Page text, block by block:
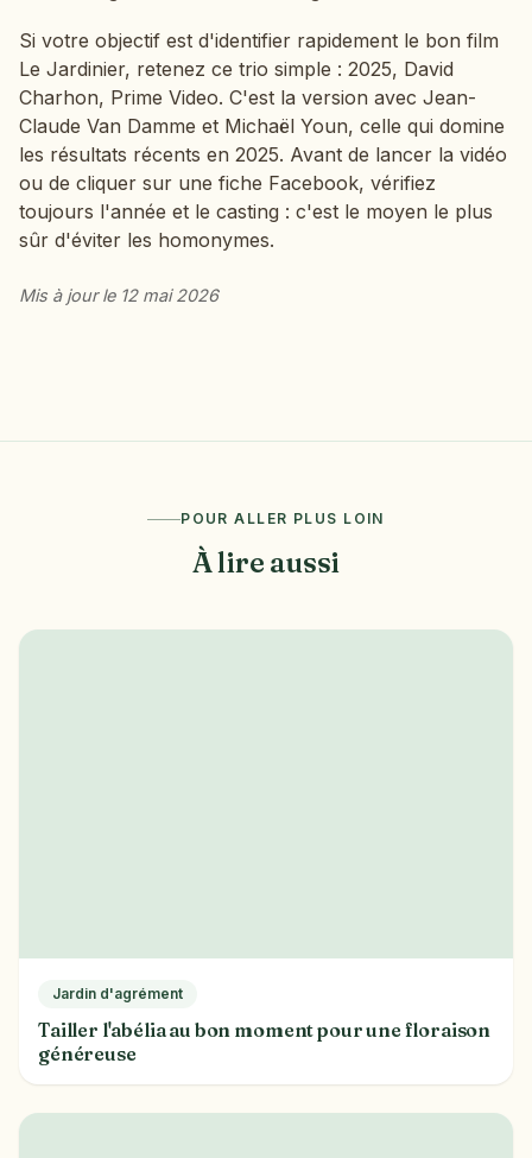
Si votre objectif est d'identifier rapidement le bon film
Le Jardinier, retenez ce trio simple : 2025, David
Charhon, Prime Video. C'est la version avec Jean-
Claude Van Damme et Michaël Youn, celle qui domine
les résultats récents en 2025. Avant de lancer la vidéo
ou de cliquer sur une fiche Facebook, vérifiez
toujours l'année et le casting : c'est le moyen le plus
sûr d'éviter les homonymes.
Mis à jour le 12 mai 2026
POUR ALLER PLUS LOIN
À lire aussi
Jardin d'agrément
Tailler l'abélia au bon moment pour une floraison
généreuse